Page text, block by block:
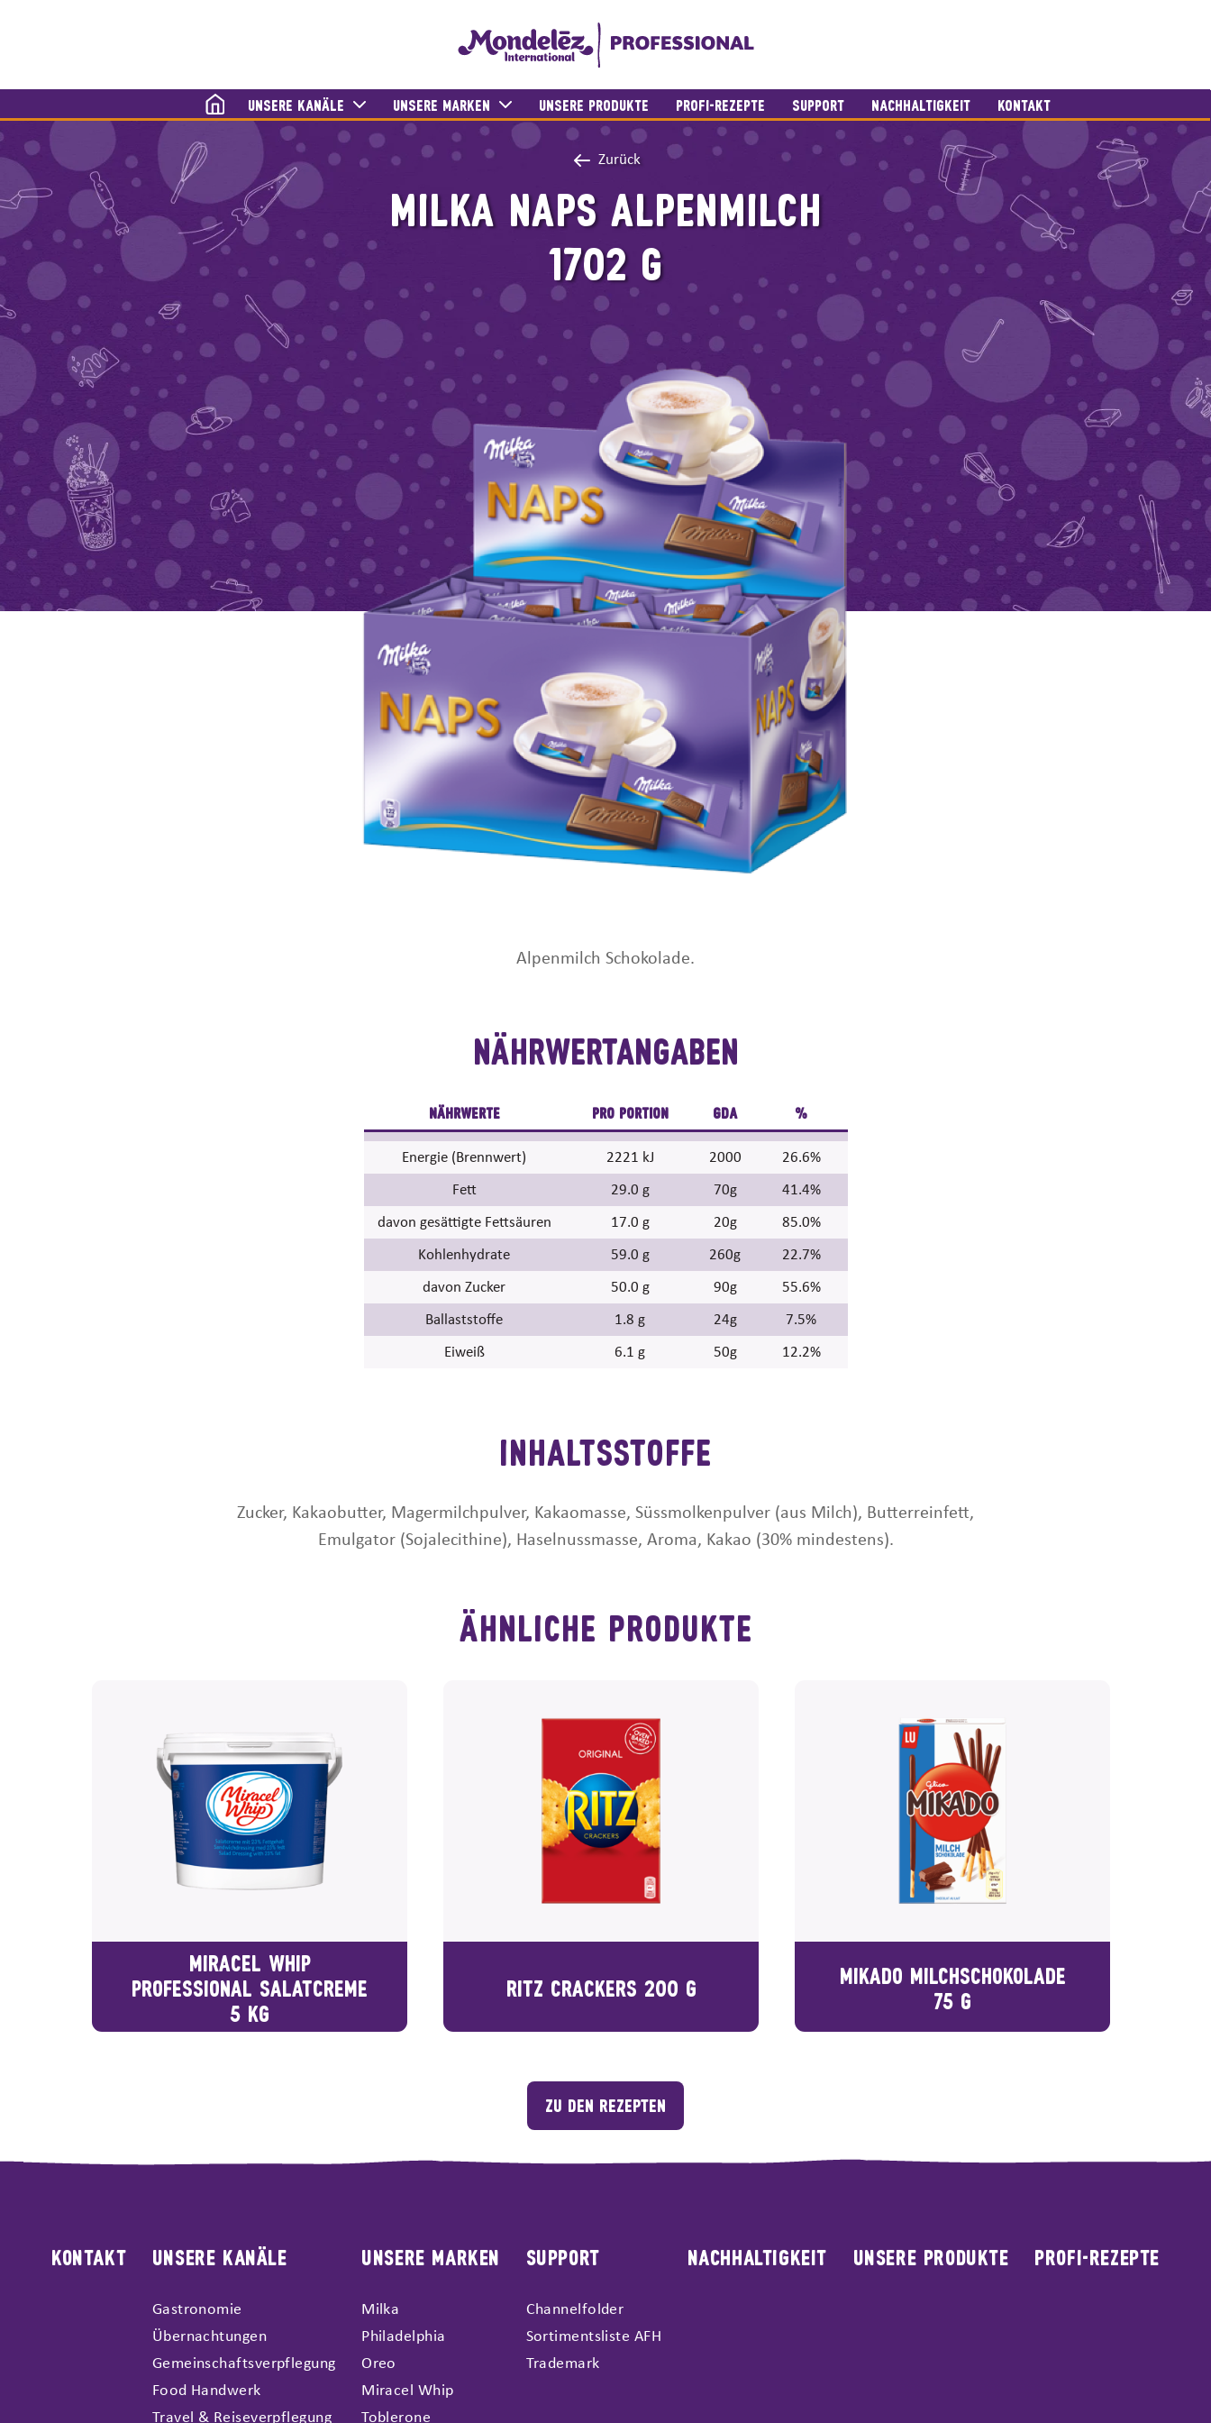
HOME UNSERE KANÄLE UNSERE MARKEN UNSERE PRODUKTE PROFI-REZEPTE SUPPORT NACHHALTIGKEIT KONTAKT
Zurück
MILKA NAPS ALPENMILCH
1702 G
Alpenmilch Schokolade.
Nährwertangaben
NÄHRWERTE PRO PORTION GDA %
Energie (Brennwert) 2221 kJ 2000 26.6%
Fett 29.0 g 70g 41.4%
davon gesättigte Fettsäuren 17.0 g 20g 85.0%
Kohlenhydrate 59.0 g 260g 22.7%
davon Zucker 50.0 g 90g 55.6%
Ballaststoffe 1.8 g 24g 7.5%
Eiweiß 6.1 g 50g 12.2%
Inhaltsstoffe
Zucker, Kakaobutter, Magermilchpulver, Kakaomasse, Süssmolkenpulver (aus Milch), Butterreinfett,
Emulgator (Sojalecithine), Haselnussmasse, Aroma, Kakao (30% mindestens).
ähnliche produkte
MIRACEL WHIP
PROFESSIONAL SALATCREME
5 KG
RITZ CRACKERS 200 G
MIKADO MILCHSCHOKOLADE
75 G
ZU DEN REZEPTEN
KONTAKT UNSERE KANÄLE
Gastronomie
Übernachtungen
Gemeinschaftsverpflegung
Food Handwerk
Travel & Reiseverpflegung
UNSERE MARKEN
Milka
Philadelphia
Oreo
Miracel Whip
Toblerone
SUPPORT
Channelfolder
Sortimentsliste AFH
Trademark
NACHHALTIGKEIT UNSERE PRODUKTE PROFI-REZEPTE